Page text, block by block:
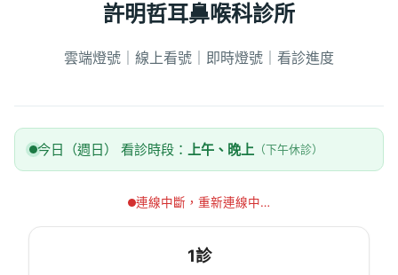
許明哲耳鼻喉科診所
雲端燈號｜線上看號｜即時燈號｜看診進度
今日（週日） 看診時段： 上午、晚上 （下午休診）
連線中斷，重新連線中…
1診